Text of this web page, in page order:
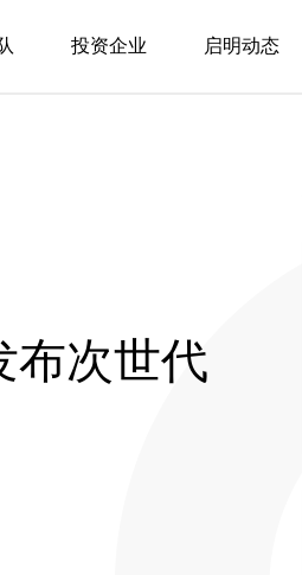
投资企业 启明动态
布次世代